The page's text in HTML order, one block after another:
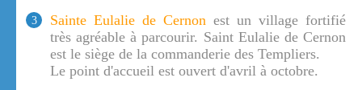
3 Sainte Eulalie de Cernon est un village fortifié
très agréable à parcourir. Saint Eulalie de Cernon
est le siège de la commanderie des Templiers.
Le point d'accueil est ouvert d'avril à octobre.